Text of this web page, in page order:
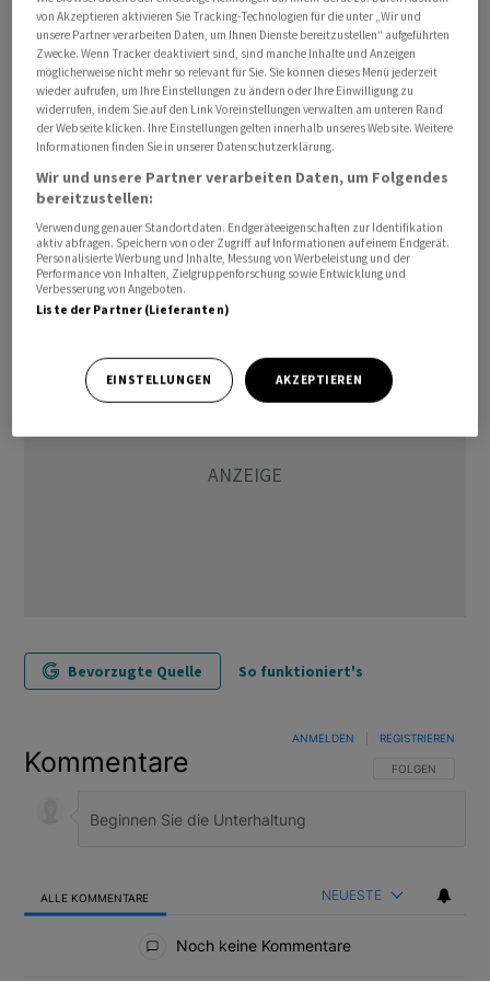
Luftverteidigungssysteme und Waffenlager angegriffen
worden.
Bei einem Angriff in Teheran seien am Freitag zwei
hochrangige Geheimdienstoffiziere des zentralen
Hauptquartiers Chatam al-Anbija getötet worden.
Dieses übernimmt in Kriegszeiten das Kommando im
iranischen Generalstab. Die Angaben liessen sich
zunächst nicht unabhängig überprüfen./ro/DP/zb
(AWP)
Bevorzugte Quelle So funktioniert's
Kommentare FOLGE DIESER
FOLGEN
ANMELDEN REGISTRIEREN
ALLE KOMMENTARE NEUESTE
Noch keine Kommentare
von Akzeptieren aktivieren Sie Tracking-Technologien für die unter „Wir und
unsere Partner verarbeiten Daten, um Ihnen Dienste bereitzustellen“ aufgeführten
Zwecke. Wenn Tracker deaktiviert sind, sind manche Inhalte und Anzeigen
möglicherweise nicht mehr so relevant für Sie. Sie können dieses Menü jederzeit
wieder aufrufen, um Ihre Einstellungen zu ändern oder Ihre Einwilligung zu
widerrufen, indem Sie auf den Link Voreinstellungen verwalten am unteren Rand
der Webseite klicken. Ihre Einstellungen gelten innerhalb unseres Website. Weitere
Informationen finden Sie in unserer Datenschutzerklärung.
Wir und unsere Partner verarbeiten Daten, um Folgendes
bereitzustellen:
Verwendung genauer Standortdaten. Endgeräteeigenschaften zur Identifikation
aktiv abfragen. Speichern von oder Zugriff auf Informationen auf einem Endgerät.
Personalisierte Werbung und Inhalte, Messung von Werbeleistung und der
Performance von Inhalten, Zielgruppenforschung sowie Entwicklung und
Verbesserung von Angeboten.
Liste der Partner (Lieferanten)
EINSTELLUNGEN AKZEPTIEREN